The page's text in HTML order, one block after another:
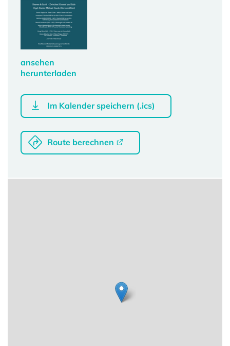
ansehen
herunterladen
Im Kalender speichern (.ics)
Route berechnen